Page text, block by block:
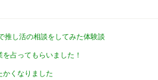
推し活の相談をしてみた体験談
占ってもらいました！
かくなりました